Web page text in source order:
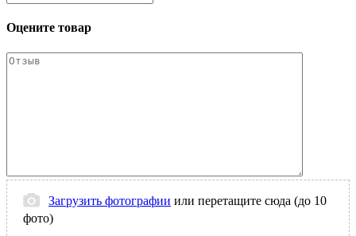
Оцените товар
Загрузить фотографии или перетащите сюда (до 10
фото)